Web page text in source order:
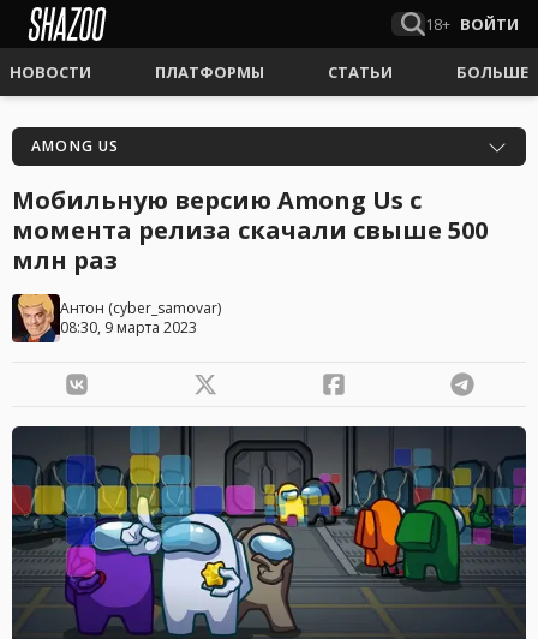
18+ ВОЙТИ
НОВОСТИ ПЛАТФОРМЫ СТАТЬИ БОЛЬШЕ
AMONG US
Мобильную версию Among Us с
момента релиза скачали свыше 500
млн раз
Антон (cyber_samovar)
08:30, 9 марта 2023